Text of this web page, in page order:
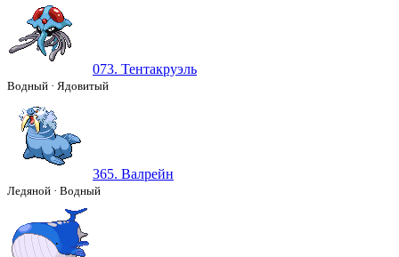
073. Тентакруэль
Водный · Ядовитый
365. Валрейн
Ледяной · Водный